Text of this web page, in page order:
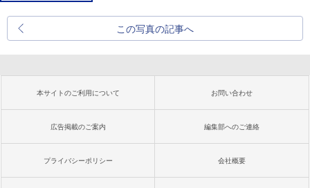
この写真の記事へ
本サイトのご利用について お問い合わせ
広告掲載のご案内 編集部へのご連絡
プライバシーポリシー 会社概要